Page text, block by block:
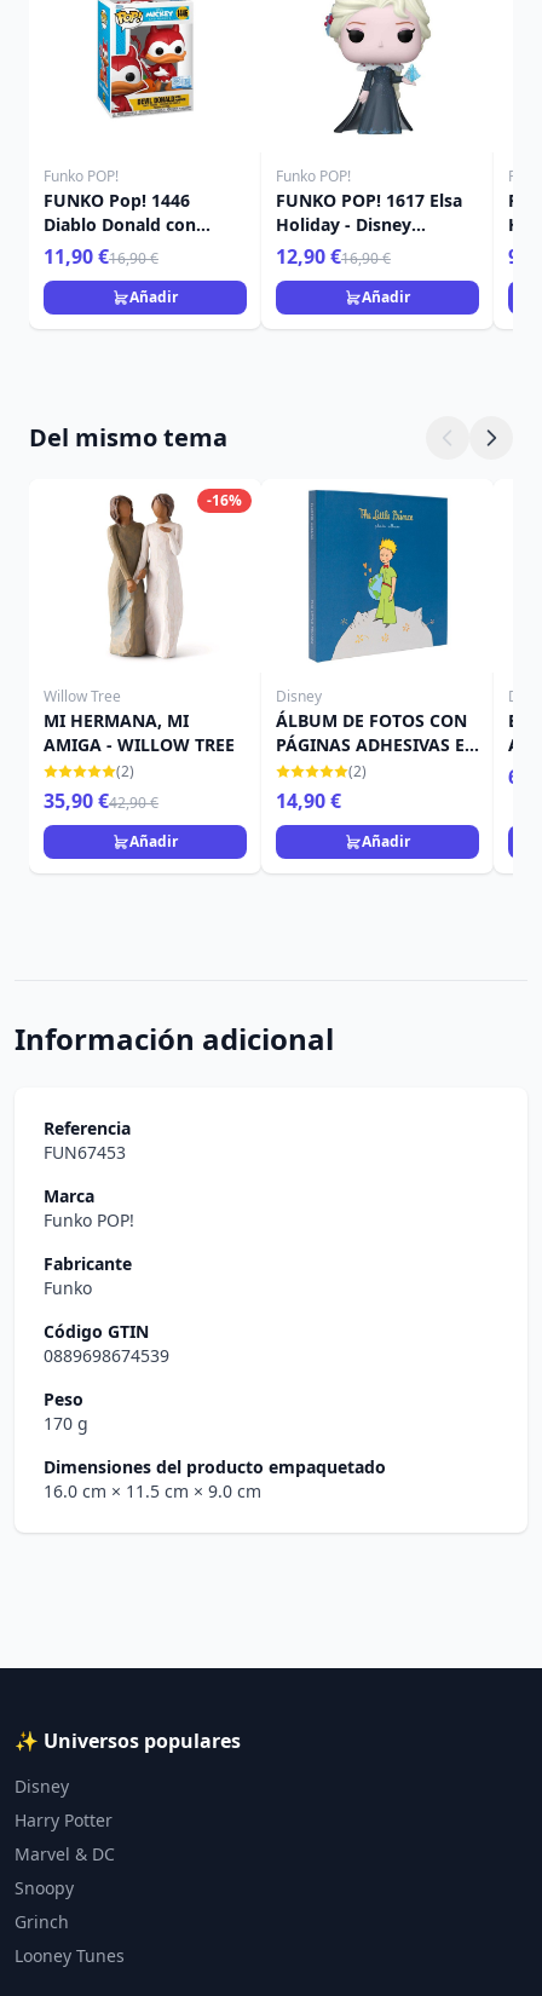
Funko POP!
FUNKO Pop! 1446
Diablo Donald con
calabaza - Disney
11,90 €16,90 €
Añadir
Funko POP!
FUNKO POP! 1617 Elsa
Holiday - Disney
Princess
12,90 €16,90 €
Añadir
Del mismo tema
-16%
Willow Tree
MI HERMANA, MI
AMIGA - WILLOW TREE
(2)
35,90 €42,90 €
Añadir
Disney
ÁLBUM DE FOTOS CON
PÁGINAS ADHESIVAS EL
PRINCIPETI
(2)
14,90 €
Añadir
Información adicional
Referencia
FUN67453
Marca
Funko POP!
Fabricante
Funko
Código GTIN
0889698674539
Peso
170 g
Dimensiones del producto empaquetado
16.0 cm × 11.5 cm × 9.0 cm
✨ Universos populares
Disney
Harry Potter
Marvel & DC
Snoopy
Grinch
Looney Tunes